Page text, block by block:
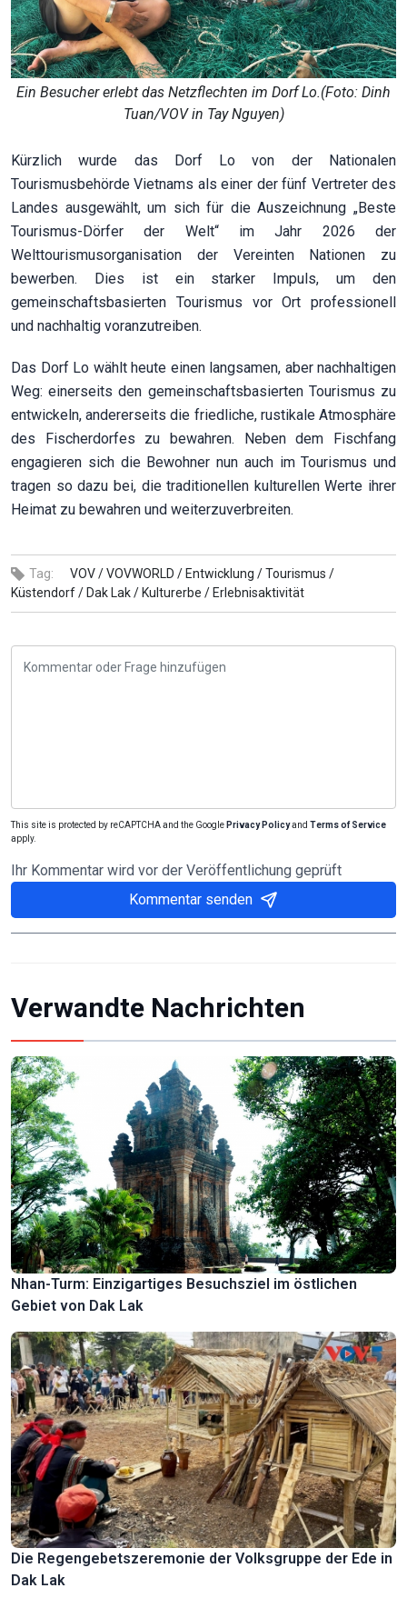
Ein Besucher erlebt das Netzflechten im Dorf Lo.(Foto: Dinh
Tuan/VOV in Tay Nguyen)
Kürzlich wurde das Dorf Lo von der Nationalen
Tourismusbehörde Vietnams als einer der fünf Vertreter des
Landes ausgewählt, um sich für die Auszeichnung „Beste
Tourismus-Dörfer der Welt“ im Jahr 2026 der
Welttourismusorganisation der Vereinten Nationen zu
bewerben. Dies ist ein starker Impuls, um den
gemeinschaftsbasierten Tourismus vor Ort professionell
und nachhaltig voranzutreiben.
Das Dorf Lo wählt heute einen langsamen, aber nachhaltigen
Weg: einerseits den gemeinschaftsbasierten Tourismus zu
entwickeln, andererseits die friedliche, rustikale Atmosphäre
des Fischerdorfes zu bewahren. Neben dem Fischfang
engagieren sich die Bewohner nun auch im Tourismus und
tragen so dazu bei, die traditionellen kulturellen Werte ihrer
Heimat zu bewahren und weiterzuverbreiten.
Tag: VOV /VOVWORLD / Entwicklung /Tourismus /
Küstendorf / Dak Lak / Kulturerbe / Erlebnisaktivität
This site is protected by reCAPTCHA and the Google Privacy Policyand Terms of Service
apply.
Ihr Kommentar wird vor der Veröffentlichung geprüft
Kommentar senden
Verwandte Nachrichten
Nhan-Turm: Einzigartiges Besuchsziel im östlichen
Gebiet von Dak Lak
Die Regengebetszeremonie der Volksgruppe der Ede in
Dak Lak